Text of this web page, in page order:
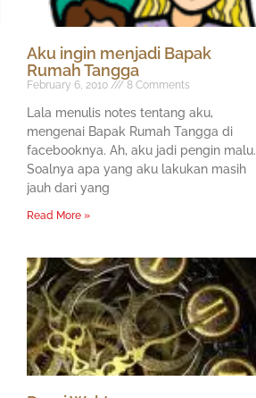
Aku ingin menjadi Bapak
Rumah Tangga
February 6, 2010 8 Comments
Lala menulis notes tentang aku,
mengenai Bapak Rumah Tangga di
facebooknya. Ah, aku jadi pengin malu.
Soalnya apa yang aku lakukan masih
jauh dari yang
Read More »